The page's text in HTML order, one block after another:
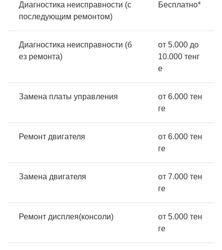
Диагностика неисправности (с
последующим ремонтом)
Бесплатно*
Диагностика неисправности (б
ез ремонта)
от 5.000 до
10.000 тенг
е
Замена платы управления
от 6.000 тен
ге
Ремонт двигателя
от 6.000 тен
ге
Замена двигателя
от 7.000 тен
ге
Ремонт дисплея(консоли)
от 5.000 тен
ге